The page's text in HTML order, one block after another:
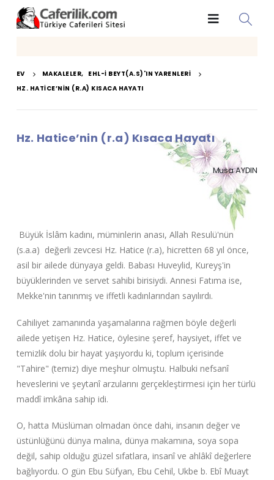
EV MAKALELER, EHL-I BEYT(A.S)'IN YARENLERI
HZ. HATICE’NIN (R.A) KISACA HAYATI
Hz. Hatice’nin (r.a) Kısaca Hayatı
Musa AYDIN
Büyük İslâm kadını, müminlerin anası, Allah Resulü'nün
(s.a.a) değerli zevcesi Hz. Hatice (r.a), hicretten 68 yıl önce,
asil bir ailede dünyaya geldi. Babası Huveylid, Kureyş'in
büyüklerinden ve servet sahibi birisiydi. Annesi Fatıma ise,
Mekke'nin tanınmış ve iffetli kadınlarından sayılırdı.
Cahiliyet zamanında yaşamalarına rağmen böyle değerli
ailede yetişen Hz. Hatice, öylesine şeref, haysiyet, iffet ve
temizlik dolu bir hayat yaşıyordu ki, toplum içerisinde
"Tahire" (temiz) diye meşhur olmuştu. Halbuki nefsanî
heveslerini ve şeytanî arzularını gerçekleştirmesi için her türlü
maddî imkâna sahip idi.
O, hatta Müslüman olmadan önce dahi, insanın değer ve
üstünlüğünü dünya malına, dünya makamına, soya sopa
değil, sahip olduğu güzel sıfatlara, insanî ve ahlâkî değerlere
bağlıyordu. O gün Ebu Süfyan, Ebu Cehil, Ukbe b. Ebî Muayt